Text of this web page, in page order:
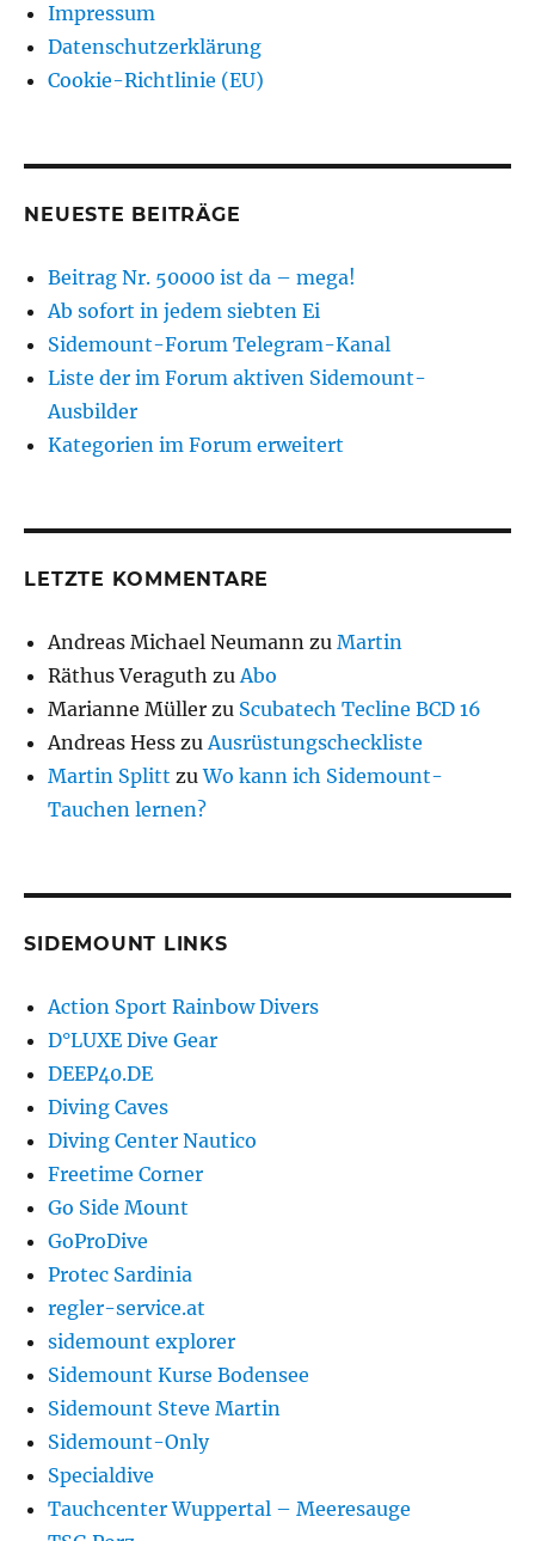
Impressum
Datenschutzerklärung
Cookie-Richtlinie (EU)
NEUESTE BEITRÄGE
Beitrag Nr. 50000 ist da – mega!
Ab sofort in jedem siebten Ei
Sidemount-Forum Telegram-Kanal
Liste der im Forum aktiven Sidemount-
Ausbilder
Kategorien im Forum erweitert
LETZTE KOMMENTARE
Andreas Michael Neumann zuMartin
Räthus Veraguth zuAbo
Marianne Müller zu Scubatech Tecline BCD 16
Andreas Hess zuAusrüstungscheckliste
Martin Splitt zuWo kann ich Sidemount-
Tauchen lernen?
SIDEMOUNT LINKS
Action Sport Rainbow Divers
D°LUXE Dive Gear
DEEP40.DE
Diving Caves
Diving Center Nautico
Freetime Corner
Go Side Mount
GoProDive
Protec Sardinia
regler-service.at
sidemount explorer
Sidemount Kurse Bodensee
Sidemount Steve Martin
Sidemount-Only
Specialdive
Tauchcenter Wuppertal – Meeresauge